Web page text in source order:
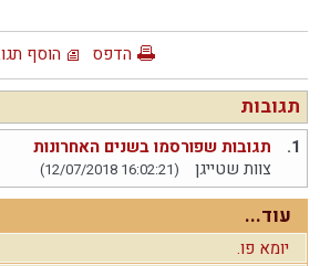
הדפס הוסף
תגובות
1.
תגובות שפורסמו בשנים האחרונות
צוות שטייגן
(12/07/2018 16:02:21)
עוד...
יומא פו.